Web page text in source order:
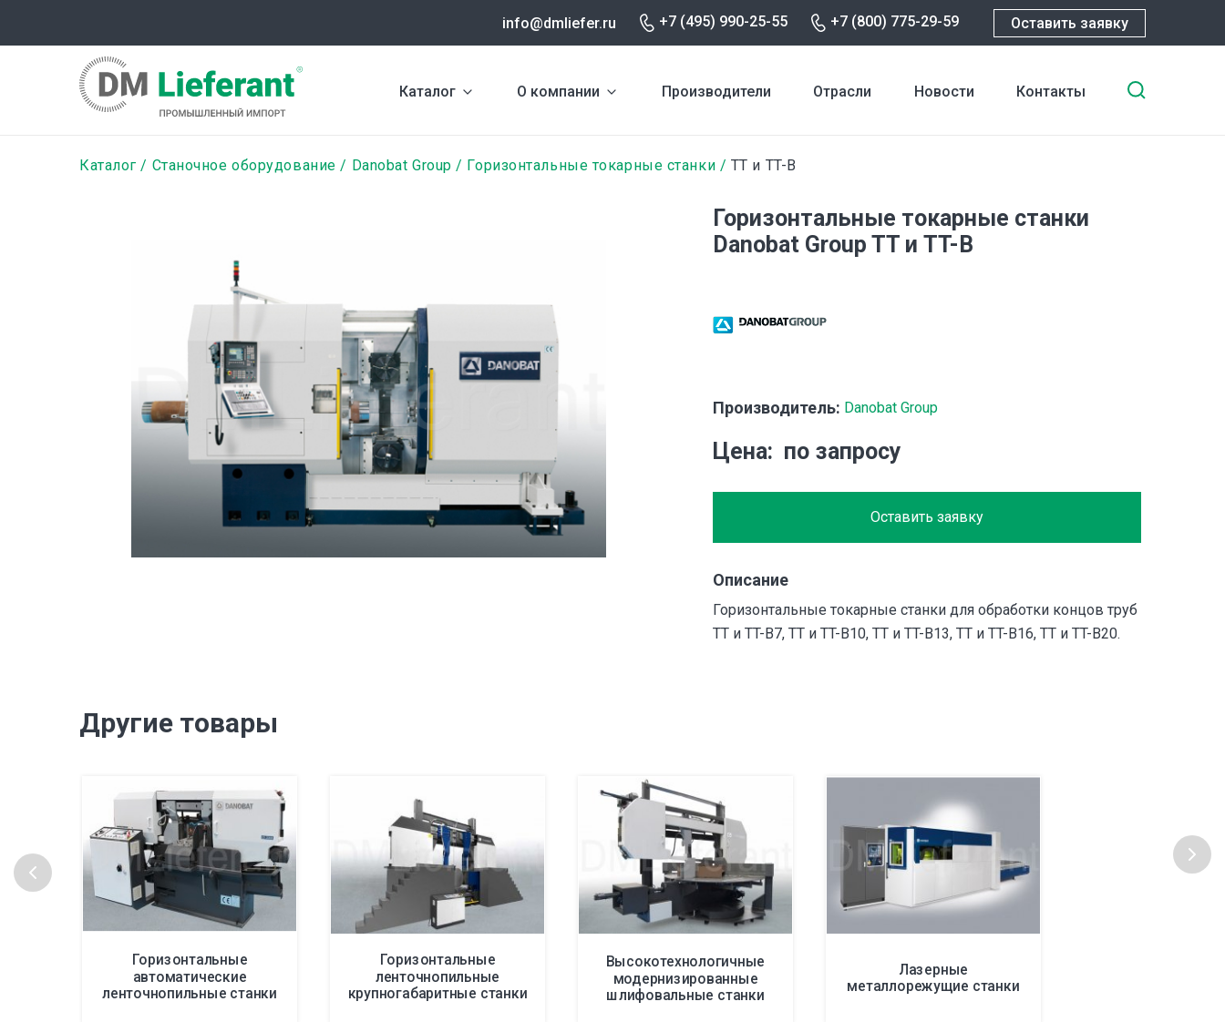
содержанию
info@dmliefer.ru +7 (495) 990-25-55 +7 (800) 775-29-59 Оставить заявку
Каталог О компании Производители Отрасли Новости Контакты
Строка
Каталог Станочное оборудование Danobat Group Горизонтальные токарные станки TT и TT-B
Горизонтальные токарные станки
Danobat Group TT и TT-B
Производитель: Danobat Group
Цена по запросу
Оставить заявку
Описание
Горизонтальные токарные станки для обработки концов труб
TT и TT-B7, TT и TT-B10, TT и TT-B13, TT и TT-B16, TT и TT-B20.
Другие товары
Горизонтальные
автоматические
ленточнопильные станки
Горизонтальные
ленточнопильные
крупногабаритные станки
Высокотехнологичные
модернизированные
шлифовальные станки
Лазерные
металлорежущие станки